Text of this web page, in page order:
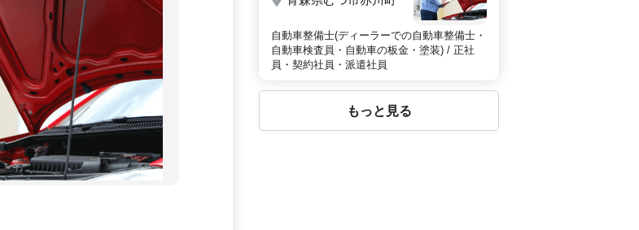
自動車整備士(ディーラーでの自動車整備士・
自動車検査員・自動車の板金・塗装) / 正社
員・契約社員・派遣社員
もっと見る